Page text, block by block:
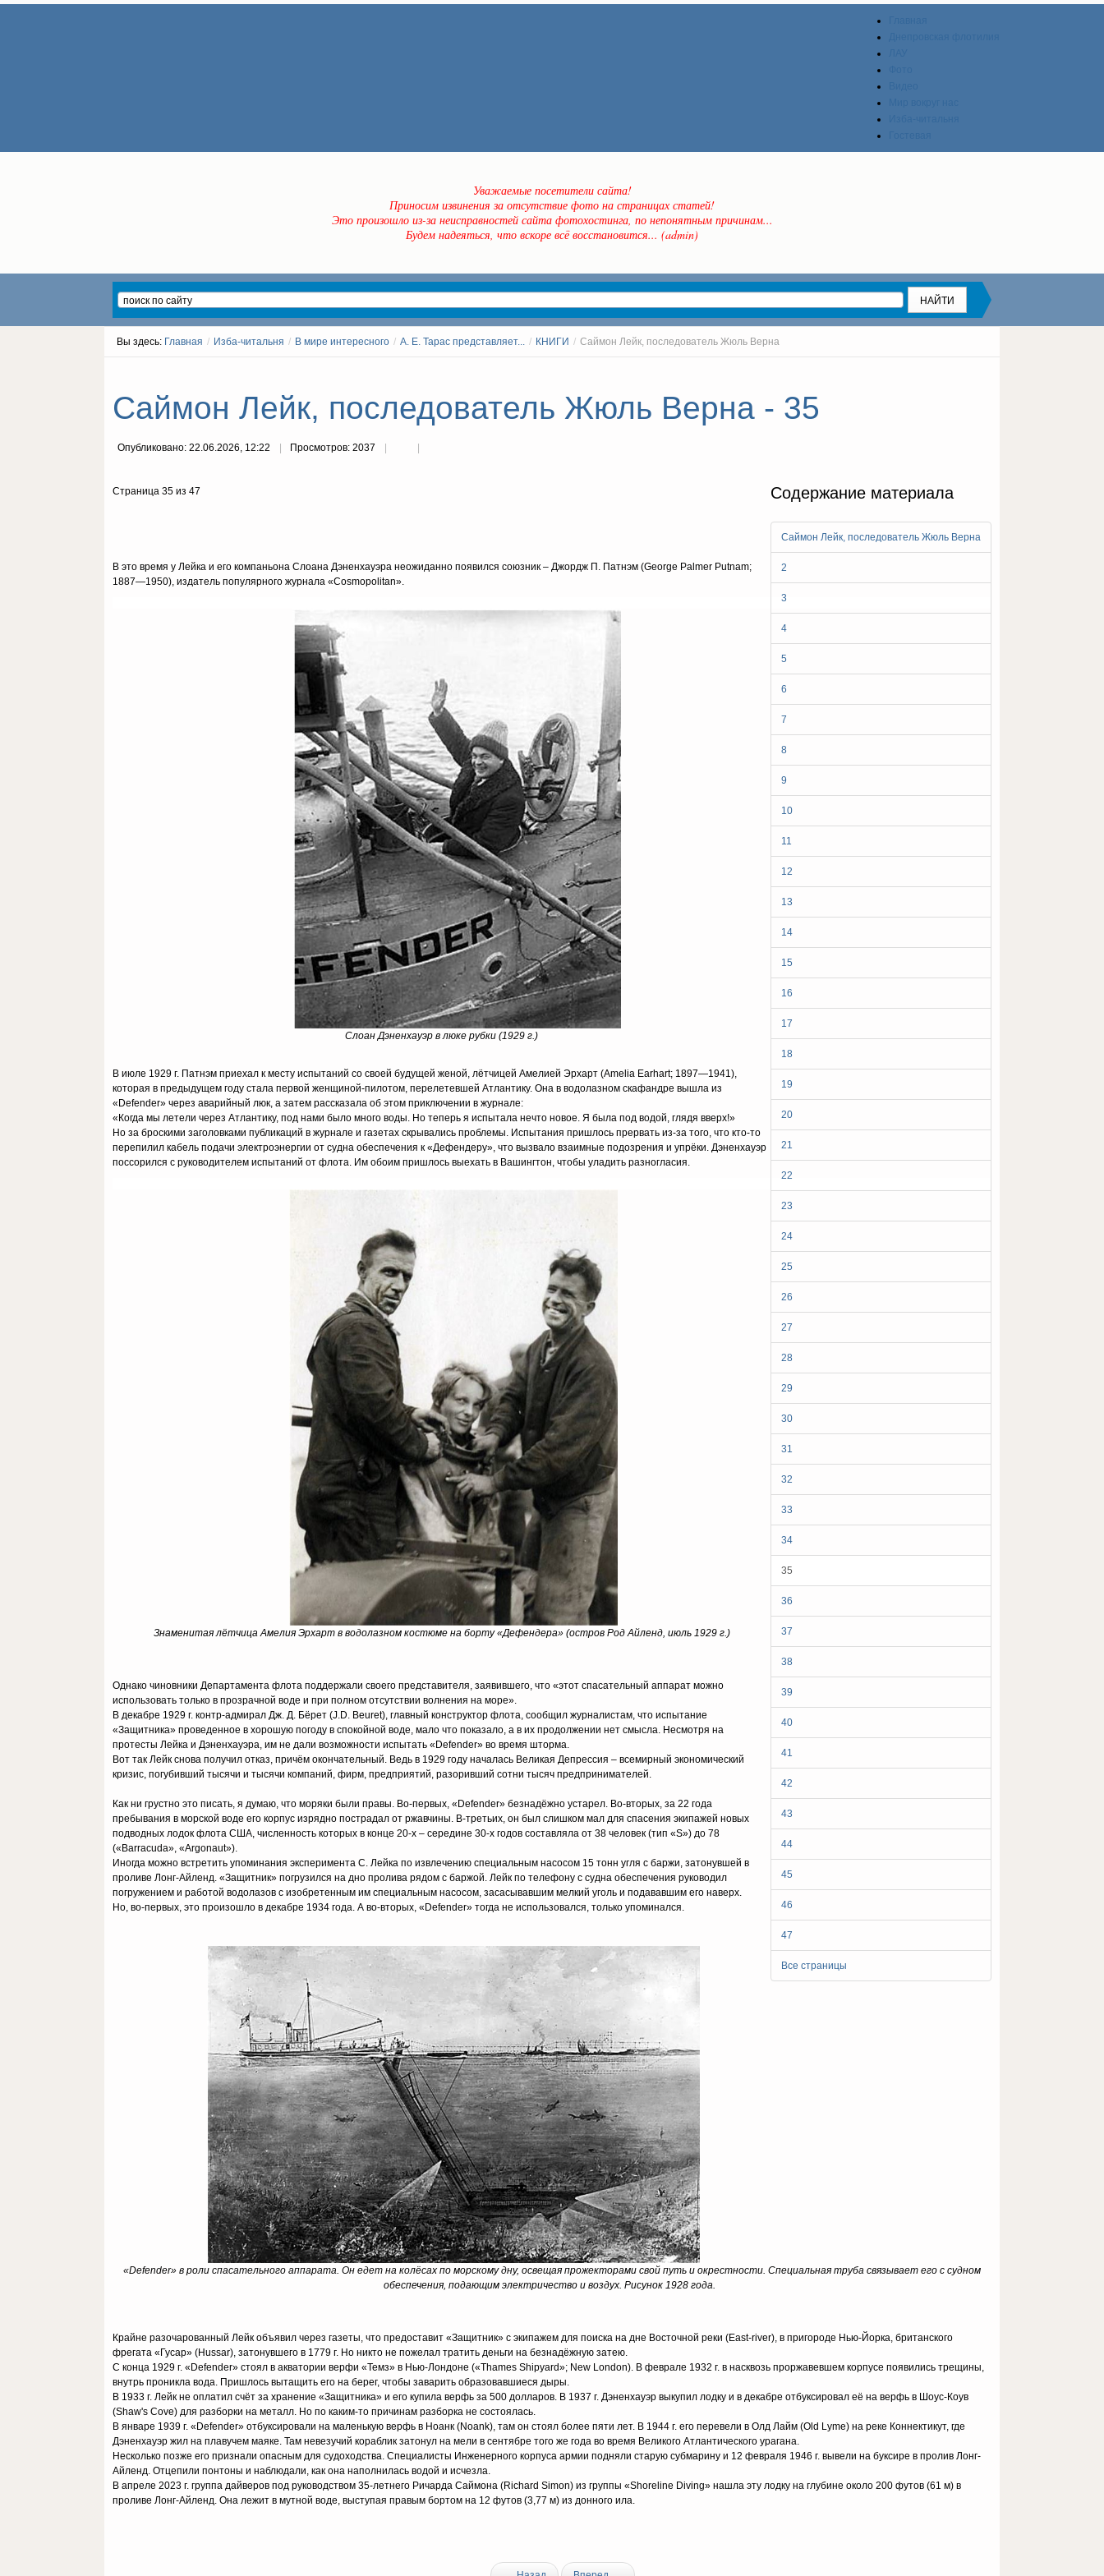
Уважаемые посетители сайта!
Приносим извинения за отсутствие фото на страницах статей!
Это произошло из-за неисправностей сайта фотохостинга, по непонятным причинам...
Будем надеяться, что вскоре всё восстановится... (admin)
Вы здесь: Главная / Изба-читальня / В мире интересного / А. Е. Тарас представляет... / КНИГИ / Саймон Лейк, последователь Жюль Верна
Саймон Лейк, последователь Жюль Верна - 35
Опубликовано: 22.06.2026, 12:22 Просмотров: 2037
Содержание материала
Саймон Лейк, последователь Жюль Верна
2
3
4
5
6
7
8
9
10
11
12
13
14
15
16
17
18
19
20
21
22
23
24
25
26
27
28
29
30
31
32
33
34
35
36
37
38
39
40
41
42
43
44
45
46
47
Все страницы
Страница 35 из 47
В это время у Лейка и его компаньона Слоана Дэненхауэра неожиданно появился союзник – Джордж П. Патнэм (George Palmer Putnam;
1887—1950), издатель популярного журнала «Cosmopolitan».
Слоан Дэненхауэр в люке рубки (1929 г.)
В июле 1929 г. Патнэм приехал к месту испытаний со своей будущей женой, лётчицей Амелией Эрхарт (Amelia Earhart; 1897—1941),
которая в предыдущем году стала первой женщиной-пилотом, перелетевшей Атлантику. Она в водолазном скафандре вышла из
«Defender» через аварийный люк, а затем рассказала об этом приключении в журнале:
«Когда мы летели через Атлантику, под нами было много воды. Но теперь я испытала нечто новое. Я была под водой, глядя вверх!»
Но за броскими заголовками публикаций в журнале и газетах скрывались проблемы. Испытания пришлось прервать из-за того, что кто-то
перепилил кабель подачи электроэнергии от судна обеспечения к «Дефендеру», что вызвало взаимные подозрения и упрёки. Дэненхауэр
поссорился с руководителем испытаний от флота. Им обоим пришлось выехать в Вашингтон, чтобы уладить разногласия.
Знаменитая лётчица Амелия Эрхарт в водолазном костюме на борту «Дефендера» (остров Род Айленд, июль 1929 г.)
Однако чиновники Департамента флота поддержали своего представителя, заявившего, что «этот спасательный аппарат можно
использовать только в прозрачной воде и при полном отсутствии волнения на море».
В декабре 1929 г. контр-адмирал Дж. Д. Бёрет (J.D. Beuret), главный конструктор флота, сообщил журналистам, что испытание
«Защитника» проведенное в хорошую погоду в спокойной воде, мало что показало, а в их продолжении нет смысла. Несмотря на
протесты Лейка и Дэненхауэра, им не дали возможности испытать «Defender» во время шторма.
Вот так Лейк снова получил отказ, причём окончательный. Ведь в 1929 году началась Великая Депрессия – всемирный экономический
кризис, погубивший тысячи и тысячи компаний, фирм, предприятий, разоривший сотни тысяч предпринимателей.
Как ни грустно это писать, я думаю, что моряки были правы. Во-первых, «Defender» безнадёжно устарел. Во-вторых, за 22 года
пребывания в морской воде его корпус изрядно пострадал от ржавчины. В-третьих, он был слишком мал для спасения экипажей новых
подводных лодок флота США, численность которых в конце 20-х – середине 30-х годов составляла от 38 человек (тип «S») до 78
(«Barracuda», «Argonaut»).
Иногда можно встретить упоминания эксперимента С. Лейка по извлечению специальным насосом 15 тонн угля с баржи, затонувшей в
проливе Лонг-Айленд. «Защитник» погрузился на дно пролива рядом с баржой. Лейк по телефону с судна обеспечения руководил
погружением и работой водолазов с изобретенным им специальным насосом, засасывавшим мелкий уголь и подававшим его наверх.
Но, во-первых, это произошло в декабре 1934 года. А во-вторых, «Defender» тогда не использовался, только упоминался.
«Defender» в роли спасательного аппарата. Он едет на колёсах по морскому дну, освещая прожекторами свой путь и окрестности. Специальная труба связывает его с судном
обеспечения, подающим электричество и воздух. Рисунок 1928 года.
Крайне разочарованный Лейк объявил через газеты, что предоставит «Защитник» с экипажем для поиска на дне Восточной реки (East-river), в пригороде Нью-Йорка, британского
фрегата «Гусар» (Hussar), затонувшего в 1779 г. Но никто не пожелал тратить деньги на безнадёжную затею.
С конца 1929 г. «Defender» стоял в акватории верфи «Темз» в Нью-Лондоне («Thames Shipyard»; New London). В феврале 1932 г. в насквозь проржавевшем корпусе появились трещины,
внутрь проникла вода. Пришлось вытащить его на берег, чтобы заварить образовавшиеся дыры.
В 1933 г. Лейк не оплатил счёт за хранение «Защитника» и его купила верфь за 500 долларов. В 1937 г. Дэненхауэр выкупил лодку и в декабре отбуксировал её на верфь в Шоус-Коув
(Shaw's Cove) для разборки на металл. Но по каким-то причинам разборка не состоялась.
В январе 1939 г. «Defender» отбуксировали на маленькую верфь в Ноанк (Noank), там он стоял более пяти лет. В 1944 г. его перевели в Олд Лайм (Old Lyme) на реке Коннектикут, где
Дэненхауэр жил на плавучем маяке. Там невезучий кораблик затонул на мели в сентябре того же года во время Великого Атлантического урагана.
Несколько позже его признали опасным для судоходства. Специалисты Инженерного корпуса армии подняли старую субмарину и 12 февраля 1946 г. вывели на буксире в пролив Лонг-
Айленд. Отцепили понтоны и наблюдали, как она наполнилась водой и исчезла.
В апреле 2023 г. группа дайверов под руководством 35-летнего Ричарда Саймона (Richard Simon) из группы «Shoreline Diving» нашла эту лодку на глубине около 200 футов (61 м) в
проливе Лонг-Айленд. Она лежит в мутной воде, выступая правым бортом на 12 футов (3,77 м) из донного ила.